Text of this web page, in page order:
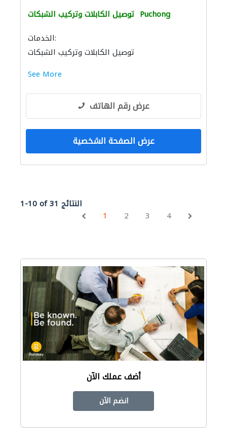
توصيل الكابلات وتركيب الشبكات Puchong
الخدمات:
توصيل الكابلات وتركيب الشبكات
See More
عرض رقم الهاتف
عرض الصفحة الشخصية
1-10 of 31 النتائج
1
2 3 4
أضف عملك الآن
انضم الآن